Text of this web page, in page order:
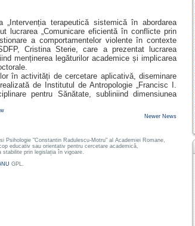
„Intervenția terapeutică sistemică în abordarea
lucrarea „Comunicare eficientă în conflicte prin
a comportamentelor violente în contexte
Cristina Sterie, care a prezentat lucrarea
menținerea legăturilor academice și implicarea
în activități de cercetare aplicativă, diseminare
de Institutul de Antropologie „Francisc I.
pentru Sănătate, subliniind dimensiunea
Newer News
"Constantin Radulescu-Motru" al Academiei Romane,
educativ sau orientativ pentru cercetare academică,
stabilite prin legislația în vigoare.
GPL.